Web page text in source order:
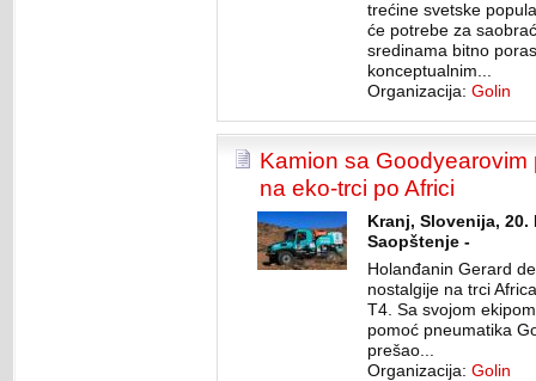
trećine svetske
će potrebe za
sredinama bitno
konceptualnim...
Organizacija: Golin
Kamion sa
na eko-trci po Africi
Kranj, Slovenija, 20.
Saopštenje -
Holanđanin Gerard
nostalgije na trci
T4. Sa svojom
pomoć pneumatika
prešao...
Organizacija: Golin